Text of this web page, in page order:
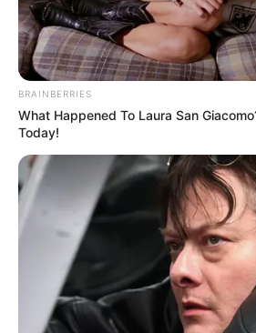
Cameras In Columbus Record
With Animals!
BUZZDAY
Co-stars Who Lost Control
Other
BRAINBERRIES
What Happened To Laura San
Today!